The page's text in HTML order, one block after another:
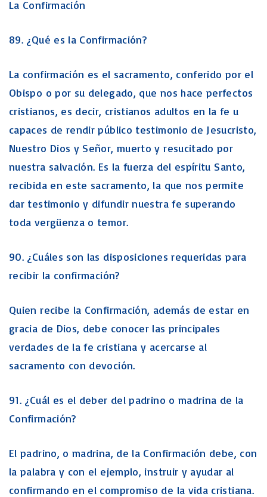
La Confirmación
89. ¿Qué es la Confirmación?
La confirmación es el sacramento, conferido por el
Obispo o por su delegado, que nos hace perfectos
cristianos, es decir, cristianos adultos en la fe u
capaces de rendir público testimonio de Jesucristo,
Nuestro Dios y Señor, muerto y resucitado por
nuestra salvación. Es la fuerza del espíritu Santo,
recibida en este sacramento, la que nos permite
dar testimonio y difundir nuestra fe superando
toda vergüenza o temor.
90. ¿Cuáles son las disposiciones requeridas para
recibir la confirmación?
Quien recibe la Confirmación, además de estar en
gracia de Dios, debe conocer las principales
verdades de la fe cristiana y acercarse al
sacramento con devoción.
91. ¿Cuál es el deber del padrino o madrina de la
Confirmación?
El padrino, o madrina, de la Confirmación debe, con
la palabra y con el ejemplo, instruir y ayudar al
confirmando en el compromiso de la vida cristiana.